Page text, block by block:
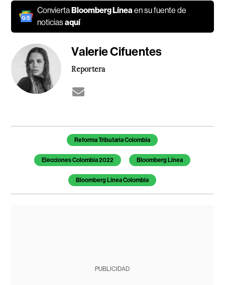
ConviertaBloomberg Línea en su fuente de
noticiasaquí
Valerie Cifuentes
Reportera
Temas de este artículoReforma Tributaria Colombia
Elecciones Colombia 2022 Bloomberg Línea
Bloomberg Línea Colombia
PUBLICIDAD